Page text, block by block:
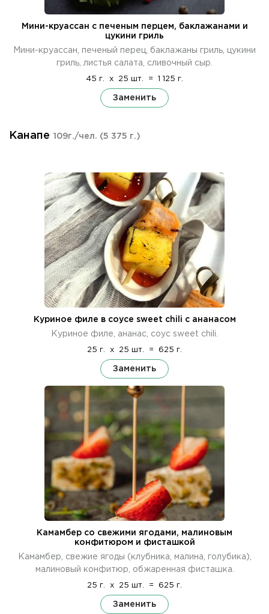
Мини-круассан с печеным перцем, баклажанами и
цукини гриль
Мини-круассан, печеный перец, баклажаны гриль, цукини
гриль, листья салата, сливочный сыр.
45 г. x 25 шт. = 1 125 г.
Заменить
Канапе 109г./чел. (5 375 г.)
Куриное филе в соусе sweet chili с ананасом
Куриное филе, ананас, соус sweet chili.
25 г. x 25 шт. = 625 г.
Заменить
Камамбер со свежими ягодами, малиновым
конфитюром и фисташкой
Камамбер, свежие ягоды (клубника, малина, голубика),
малиновый конфитюр, обжаренная фисташка.
25 г. x 25 шт. = 625 г.
Заменить